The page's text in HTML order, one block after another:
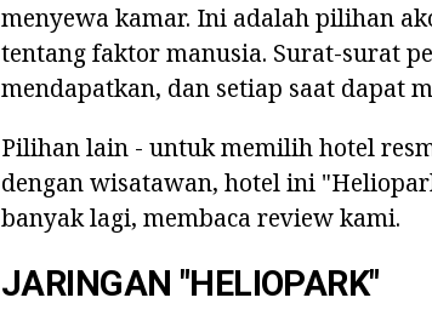
menyewa kamar. Ini adalah pilihan
tentang faktor manusia. Surat-surat
mendapatkan, dan setiap saat dapat
Pilihan lain - untuk memilih hotel
dengan wisatawan, hotel ini
banyak lagi, membaca review kami.
JARINGAN "HELIOPARK"